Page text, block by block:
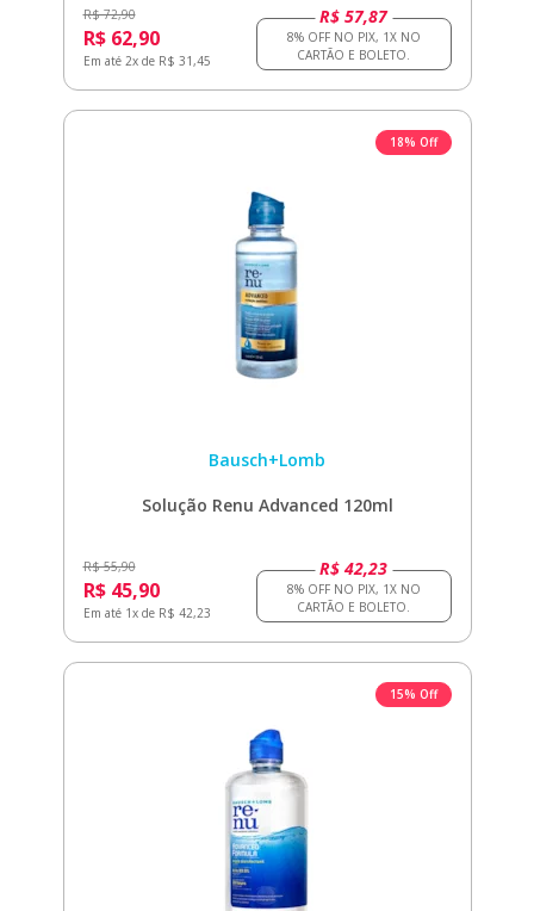
R$ 72,90
R$ 62,90
Em até 2x de R$ 31,45
R$ 57,87
18% Off
Bausch+Lomb
Solução Renu Advanced 120ml
R$ 55,90
R$ 45,90
Em até 1x de R$ 42,23
R$ 42,23
15% Off